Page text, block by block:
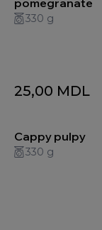
pomegranate
330 g
25,00 MDL
Cappy pulpy
330 g